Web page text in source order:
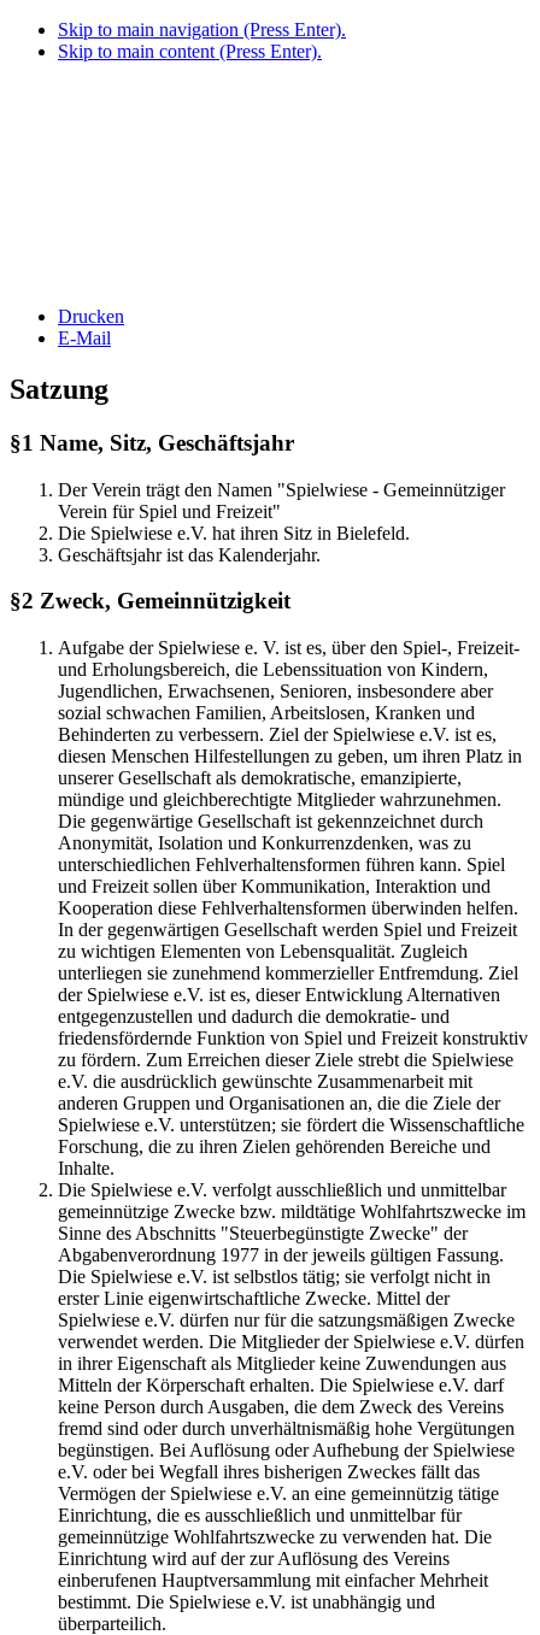
Skip to main navigation (Press Enter).
Skip to main content (Press Enter).
Drucken
E-Mail
Satzung
§1 Name, Sitz, Geschäftsjahr
Der Verein trägt den Namen "Spielwiese - Gemeinnütziger
Verein für Spiel und Freizeit"
Die Spielwiese e.V. hat ihren Sitz in Bielefeld.
Geschäftsjahr ist das Kalenderjahr.
§2 Zweck, Gemeinnützigkeit
Aufgabe der Spielwiese e. V. ist es, über den Spiel-, Freizeit-
und Erholungsbereich, die Lebenssituation von Kindern,
Jugendlichen, Erwachsenen, Senioren, insbesondere aber
sozial schwachen Familien, Arbeitslosen, Kranken und
Behinderten zu verbessern. Ziel der Spielwiese e.V. ist es,
diesen Menschen Hilfestellungen zu geben, um ihren Platz in
unserer Gesellschaft als demokratische, emanzipierte,
mündige und gleichberechtigte Mitglieder wahrzunehmen.
Die gegenwärtige Gesellschaft ist gekennzeichnet durch
Anonymität, Isolation und Konkurrenzdenken, was zu
unterschiedlichen Fehlverhaltensformen führen kann. Spiel
und Freizeit sollen über Kommunikation, Interaktion und
Kooperation diese Fehlverhaltensformen überwinden helfen.
In der gegenwärtigen Gesellschaft werden Spiel und Freizeit
zu wichtigen Elementen von Lebensqualität. Zugleich
unterliegen sie zunehmend kommerzieller Entfremdung. Ziel
der Spielwiese e.V. ist es, dieser Entwicklung Alternativen
entgegenzustellen und dadurch die demokratie- und
friedensfördernde Funktion von Spiel und Freizeit konstruktiv
zu fördern. Zum Erreichen dieser Ziele strebt die Spielwiese
e.V. die ausdrücklich gewünschte Zusammenarbeit mit
anderen Gruppen und Organisationen an, die die Ziele der
Spielwiese e.V. unterstützen; sie fördert die Wissenschaftliche
Forschung, die zu ihren Zielen gehörenden Bereiche und
Inhalte.
Die Spielwiese e.V. verfolgt ausschließlich und unmittelbar
gemeinnützige Zwecke bzw. mildtätige Wohlfahrtszwecke im
Sinne des Abschnitts "Steuerbegünstigte Zwecke" der
Abgabenverordnung 1977 in der jeweils gültigen Fassung.
Die Spielwiese e.V. ist selbstlos tätig; sie verfolgt nicht in
erster Linie eigenwirtschaftliche Zwecke. Mittel der
Spielwiese e.V. dürfen nur für die satzungsmäßigen Zwecke
verwendet werden. Die Mitglieder der Spielwiese e.V. dürfen
in ihrer Eigenschaft als Mitglieder keine Zuwendungen aus
Mitteln der Körperschaft erhalten. Die Spielwiese e.V. darf
keine Person durch Ausgaben, die dem Zweck des Vereins
fremd sind oder durch unverhältnismäßig hohe Vergütungen
begünstigen. Bei Auflösung oder Aufhebung der Spielwiese
e.V. oder bei Wegfall ihres bisherigen Zweckes fällt das
Vermögen der Spielwiese e.V. an eine gemeinnützig tätige
Einrichtung, die es ausschließlich und unmittelbar für
gemeinnützige Wohlfahrtszwecke zu verwenden hat. Die
Einrichtung wird auf der zur Auflösung des Vereins
einberufenen Hauptversammlung mit einfacher Mehrheit
bestimmt. Die Spielwiese e.V. ist unabhängig und
überparteilich.